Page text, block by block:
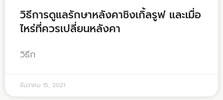
วิธีการดูแลรักษาหลังคาชิงเกิ้ลรูฟ และเมื่อ
ไหร่ที่ควรเปลี่ยนหลังคา
วิธีก
ธันวาคม 15, 2021